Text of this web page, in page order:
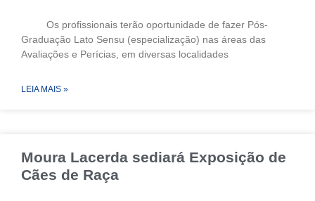
Os profissionais terão oportunidade de fazer Pós-
Graduação Lato Sensu (especialização) nas áreas das
Avaliações e Perícias, em diversas localidades
LEIA MAIS »
Moura Lacerda sediará Exposição de
Cães de Raça